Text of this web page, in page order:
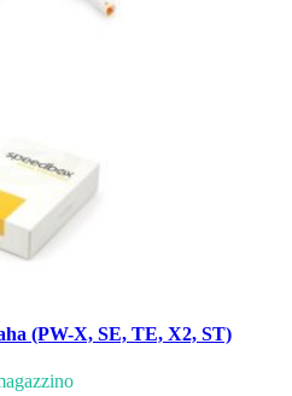
(PW-X, SE, TE, X2, ST)